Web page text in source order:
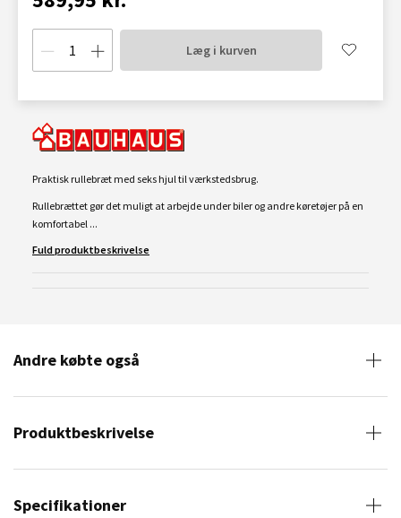
Læg i kurven
Praktisk rullebræt med seks hjul til værkstedsbrug.
Rullebrættet gør det muligt at arbejde under biler og andre køretøjer på en
komfortabel ...
Fuld produktbeskrivelse
Andre købte også
Produktbeskrivelse
Specifikationer